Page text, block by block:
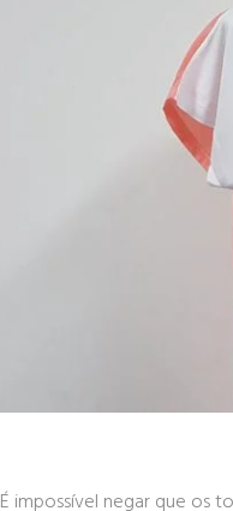
É impossível negar que os